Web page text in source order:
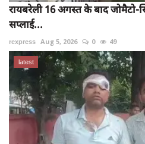
रायबरेली 16 अगस्त के बाद
सप्लाई...
rexpress Aug 5, 2026 0 49
latest